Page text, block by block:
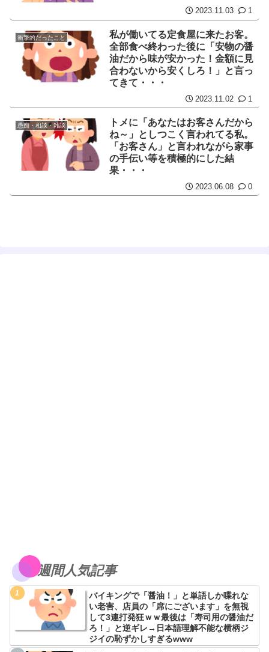
2023.11.03 1
衝撃的だったこと
私が働いてる定食屋に来たお客。
全部食べ終わった後に「安物の醤
油だから味が安かった！金額に見
合わないから安くしろ！」と言っ
てきて・・・
2023.11.02 1
愚痴・相談・雑談
トメに「あなたはお客さんだから
ね～」としつこく言われてる私。
「お客さん」と言われながら家事
の手伝い等を積極的にした結
果・・・
2023.06.08 0
週間人気記事
バイキングで「醤油！」と単語しか喋れな
い老害、店員の「席にございます」を無視
して3連打発狂ｗｗ最後は「寿司用の醤油だ
ろ！」と逆ギレ→日本語理解不能な横柄ジ
ジイの恥ずかしすぎるwww